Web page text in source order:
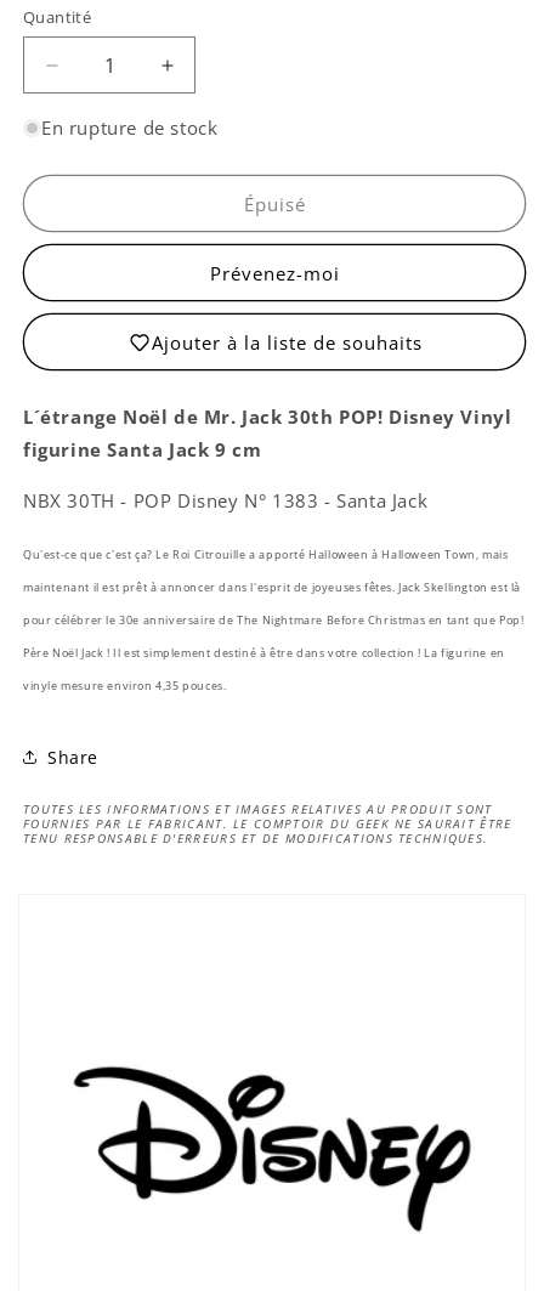
Quantité
Quantité
Réduire
la
quantité
Pop!
Jack
Augmenter
la
quantité
Pop!
Jack
En rupture de stock
Épuisé
Prévenez-moi
Ajouter à la liste de souhaits
L´étrange Noël de Mr. Jack 30th POP! Disney Vinyl
figurine Santa Jack 9 cm
NBX 30TH - POP Disney N° 1383 - Santa Jack
Qu'est-ce que c'est ça? Le Roi Citrouille a apporté Halloween à Halloween Town, mais
maintenant il est prêt à annoncer dans l'esprit de joyeuses fêtes. Jack Skellington est là
pour célébrer le 30e anniversaire de The Nightmare Before Christmas en tant que Pop!
Père Noël Jack ! Il est simplement destiné à être dans votre collection ! La figurine en
vinyle mesure environ 4,35 pouces.
Share
TOUTES LES INFORMATIONS ET IMAGES RELATIVES AU PRODUIT SONT
FOURNIES PAR LE FABRICANT. LE COMPTOIR DU GEEK NE SAURAIT ÊTRE
TENU RESPONSABLE D'ERREURS ET DE MODIFICATIONS TECHNIQUES.